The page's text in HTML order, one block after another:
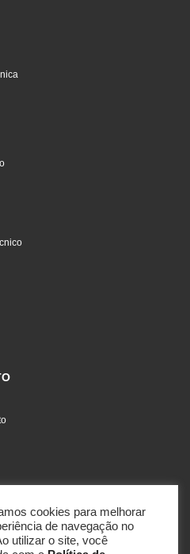
cookies para melhorar
de navegação no
utilizar o site, você